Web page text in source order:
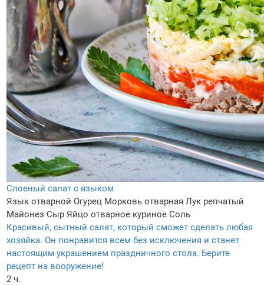
Слоеный салат с языком
Язык отварной Огурец Морковь отварная Лук репчатый
Майонез Сыр Яйцо отварное куриное Соль
Красивый, сытный салат, который сможет сделать любая
хозяйка. Он понравится всем без исключения и станет
настоящим украшением праздничного стола. Берите
рецепт на вооружение!
2 ч.